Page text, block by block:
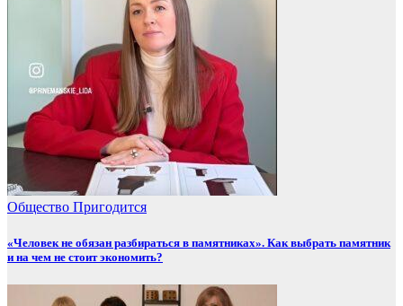
Общество Пригодится
«Человек не обязан разбираться в памятниках». Как выбрать памятник
и на чем не стоит экономить?